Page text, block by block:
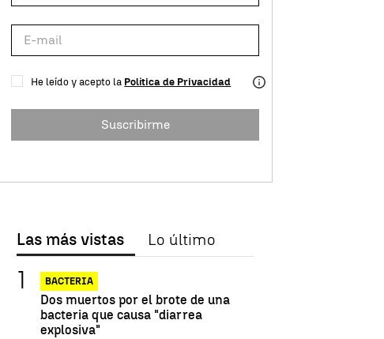
He leído y acepto la Política de Privacidad
Suscribirme
Las más vistas Lo último
BACTERIA
Dos muertos por el brote de una
bacteria que causa "diarrea
explosiva"